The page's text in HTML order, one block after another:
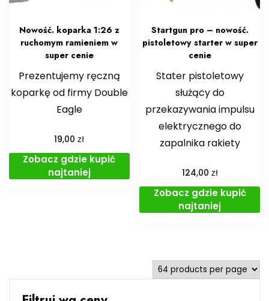
Nowość. koparka 1:26 z
ruchomym ramieniem w
super cenie
Prezentujemy ręczną
koparkę od firmy Double
Eagle
19,00zł
Zobacz gdzie kupić
najtaniej
Startgun pro – nowość.
pistoletowy starter w super
cenie
Stater pistoletowy
służący do
przekazywania impulsu
elektrycznego do
zapalnika rakiety
124,00 zł
Zobacz gdzie kupić
najtaniej